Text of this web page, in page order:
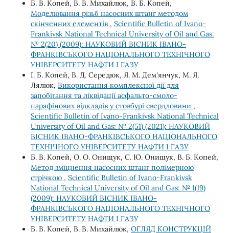
Б. В. Копей, В. В. Михайлюк, В. Б. Копей,
Моделювання різьб насосних штанг методом
скінченних елементів , Scientific Bulletin of Ivano-
Frankivsk National Technical University of Oil and Gas:
№ 2(20) (2009): НАУКОВИЙ ВІСНИК ІВАНО-
ФРАНКІВСЬКОГО НАЦІОНАЛЬНОГО ТЕХНІЧНОГО
УНІВЕРСИТЕТУ НАФТИ І ГАЗУ
І. Б. Копей, В. Д. Середюк, Я. М. Дем'янчук, М. Я.
Лялюк, Використання комплексної дії для
запобігання та ліквідації асфальто-смоло-
парафінових відкладів у стовбурі свердловини ,
Scientific Bulletin of Ivano-Frankivsk National Technical
University of Oil and Gas: № 2(51) (2021): НАУКОВИЙ
ВІСНИК ІВАНО-ФРАНКІВСЬКОГО НАЦІОНАЛЬНОГО
ТЕХНІЧНОГО УНІВЕРСИТЕТУ НАФТИ І ГАЗУ
Б. В. Копей, О. О. Онищук, С. Ю. Онищук, В. Б. Копей,
Метод зміцнення насосних штанг полімерною
стрічкою , Scientific Bulletin of Ivano-Frankivsk
National Technical University of Oil and Gas: № 1(19)
(2009): НАУКОВИЙ ВІСНИК ІВАНО-
ФРАНКІВСЬКОГО НАЦІОНАЛЬНОГО ТЕХНІЧНОГО
УНІВЕРСИТЕТУ НАФТИ І ГАЗУ
Б. В. Копей, В. В. Михайлюк, ОГЛЯД КОНСТРУКЦІЙ